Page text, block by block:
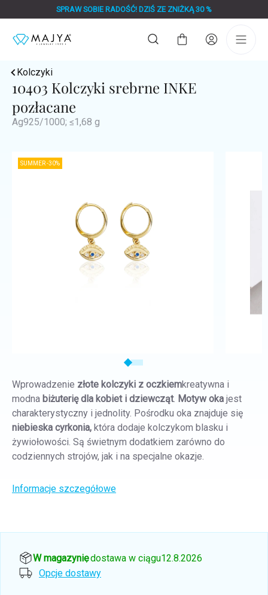
do
SPRAW SOBIE RADOŚĆ! DZIŚ ZE ZNIŻKĄ 30 %
Koszyk
Kolczyki
10403 Kolczyki srebrne INKE
pozłacane
Ag925/1000; ≤1,68 g
SUMMER -30%
Wprowadzenie złote kolczyki z oczkiemkreatywna i
modna biżuterię dla kobiet i dziewcząt. Motyw oka jest
charakterystyczny i jednolity. Pośrodku oka znajduje się
niebieska cyrkonia, która dodaje kolczykom blasku i
żywiołowości. Są świetnym dodatkiem zarówno do
codziennych strojów, jak i na specjalne okazje.
Informacje szczegółowe
W magazynie, dostawa w ciągu12.8.2026
Opcje dostawy